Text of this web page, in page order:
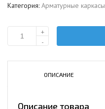
Категория: Арматурные каркасы
Количество
арматурный
+
-
ОПИСАНИЕ
Описание товара